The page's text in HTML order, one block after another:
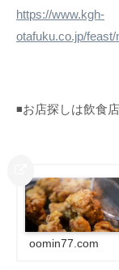
https://www.kgh-
otafuku.co.jp/
◾️お店探しは飲食
oomin77.com